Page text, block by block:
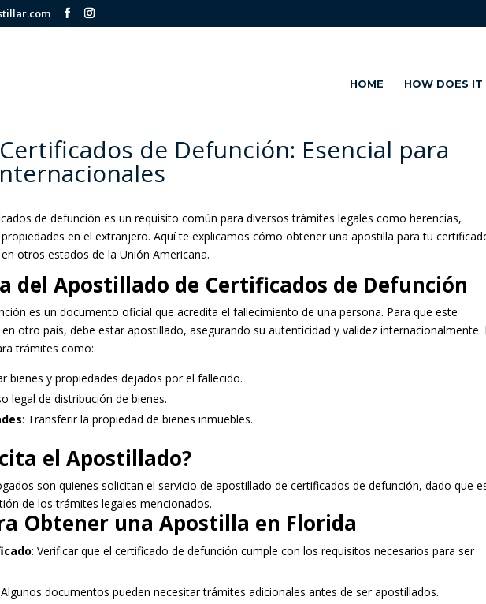
HOME HOW DOES IT
de Defunción: Esencial para
de defunción es un requisito común para diversos trámites legales como herencias,
en el extranjero. Aquí te explicamos cómo obtener una apostilla para tu
otros estados de la Unión Americana.
del Apostillado de Certificados de Defunción
es un documento oficial que acredita el fallecimiento de una persona. Para que este
otro país, debe estar apostillado, asegurando su autenticidad y validez internacionalmente.
trámites como:
bienes y propiedades dejados por el fallecido.
legal de distribución de bienes.
: Transferir la propiedad de bienes inmuebles.
el Apostillado?
son quienes solicitan el servicio de apostillado de certificados de defunción, dado que
de los trámites legales mencionados.
Obtener una Apostilla en Florida
: Verificar que el certificado de defunción cumple con los requisitos necesarios para ser
documentos pueden necesitar trámites adicionales antes de ser apostillados.